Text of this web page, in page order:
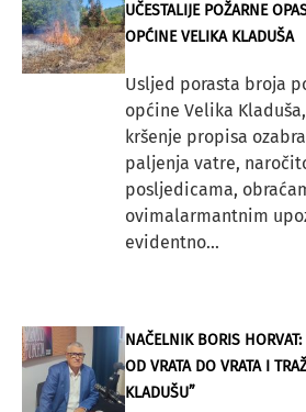
UČESTALIJE POŽARNE
OPĆINE VELIKA KLADUŠA
Usljed porasta broja
općine Velika
kršenje propisa
paljenja vatre,
posljedicama,
ovimalarmantnim
evidentno...
NAČELNIK BORIS
OD VRATA DO VRATA I
KLADUŠU”